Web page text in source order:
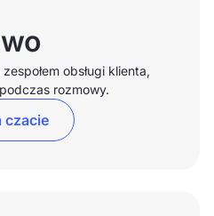
obsługi klienta,
rozmowy.
czacie